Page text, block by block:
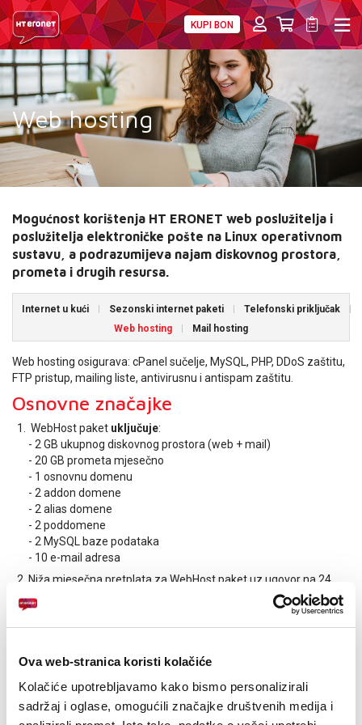
Ova web-stranica koristi kolačiće
Kolačiće upotrebljavamo kako bismo personalizirali
sadržaj i oglase, omogućili značajke društvenih medija i
KUPI BON
PRIVATNI POSLOVNI DIGITALNA RJEŠENJA HT ERONET
4XL
MOBILNA
!HEJ
INTERNET+TV
PRIJENOS BROJA
AKCIJE
E-RAČUN
PODRŠKA
TELEFONSKI IMENIK
Web hosting
Mogućnost korištenja HT ERONET web poslužitelja i
poslužitelja elektroničke pošte na Linux operativnom
sustavu, a podrazumijeva najam diskovnog prostora,
prometa i drugih resursa.
Internet u kući Sezonski internet paketi
Telefonski priključak
Web hosting
Mail hosting
Web hosting osigurava: cPanel sučelje, MySQL, PHP, DDoS zaštitu,
FTP pristup, mailing liste, antivirusnu i antispam zaštitu.
Osnovne značajke
WebHost paket uključuje:
- 2 GB ukupnog diskovnog prostora (web + mail)
- 20 GB prometa mjesečno
- 1 osnovnu domenu
- 2 addon domene
- 2 alias domene
- 2 poddomene
- 2 MySQL baze podataka
- 10 e-mail adresa
Niža mjesečna pretplata za WebHost paket uz ugovor na 24
mjeseca.
WebHost paket se može proširiti dodatnim diskovnim
Cjenik
Mjesečna naknada za WebHost paket